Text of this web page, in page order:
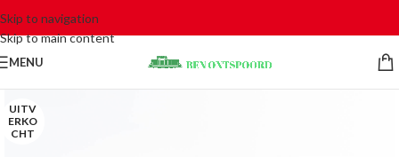
Skip to navigation
Skip to main content
MENU
UITV
ERKO
CHT